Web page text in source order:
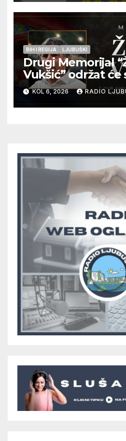
pripadnika HOS-a
BIH I REGIJA LJUBUŠKI
Drugi Memorijal
Vukšić” održat će
12. kolovoza u
KOL 6, 2026 RADIO